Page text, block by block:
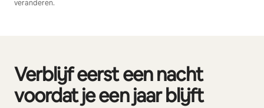
veranderen.
Verblijf eerst een nacht
voordat je een jaar blijft
0 van 0 items weergegeven